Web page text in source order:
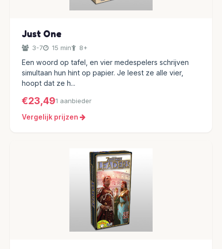
Just One
3-7 15 min 8+
Een woord op tafel, en vier medespelers schrijven
simultaan hun hint op papier. Je leest ze alle vier,
hoopt dat ze h...
€23,491 aanbieder
Vergelijk prijzen